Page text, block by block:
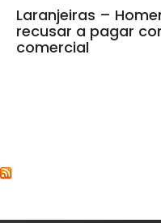
Laranjeiras –
recusar a pagar
comercial